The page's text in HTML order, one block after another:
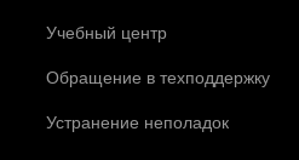
Учебный центр
Обращение в техподдержку
Устранение неполадок